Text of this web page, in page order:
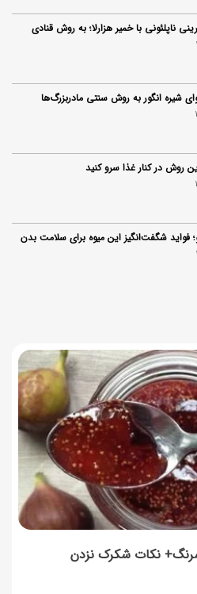
نکات شکرک نزدن
ناپلئونی با خمیر هزارلا؛ به روش قنادی
شیره انگور به روش سنتی مادربزرگ‌ها
روش در کنار غذا سرو کنید
تغییر کرد؛ جزئیات برنامه جدید واریز اعتبار
برای دفع انواع حشرات در خانه
شور خانگی؛ خوش‌رنگ و بدون کپک